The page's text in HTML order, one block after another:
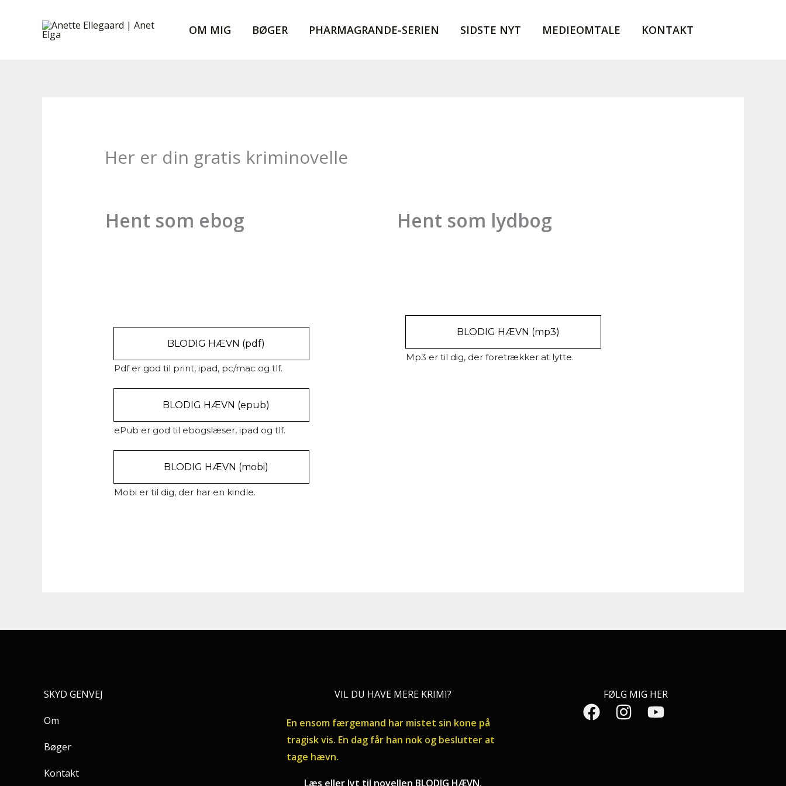
OM MIG BØGER PHARMAGRANDE-SERIEN SIDSTE NYT MEDIEOMTALE KONTAKT
Her er din gratis kriminovelle
Hent som ebog
BLODIG HÆVN (pdf)
Pdf er god til print, ipad, pc/mac og tlf.
BLODIG HÆVN (epub)
ePub er god til ebogslæser, ipad og tlf.
BLODIG HÆVN (mobi)
Mobi er til dig, der har en kindle.
Hent som lydbog
BLODIG HÆVN (mp3)
Mp3 er til dig, der foretrækker at lytte.
SKYD GENVEJ
Om
Bøger
Kontakt
VIL DU HAVE MERE KRIMI?
En ensom færgemand har mistet sin kone på
tragisk vis. En dag får han nok og beslutter at
tage hævn.
Læs eller lyt til novellen BLODIG HÆVN.
FØLG MIG HER